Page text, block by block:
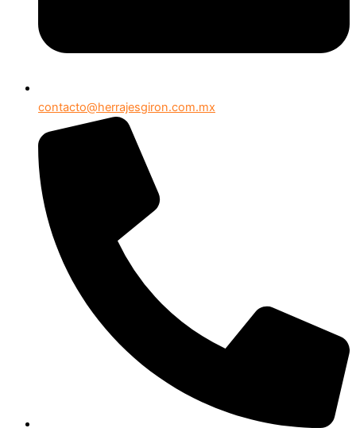
contacto@herrajesgiron.com.mx